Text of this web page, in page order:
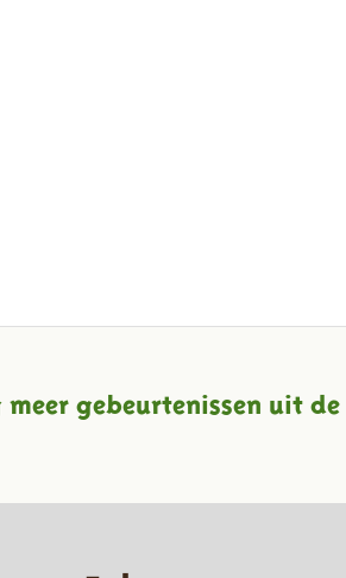
meer gebeurtenissen uit